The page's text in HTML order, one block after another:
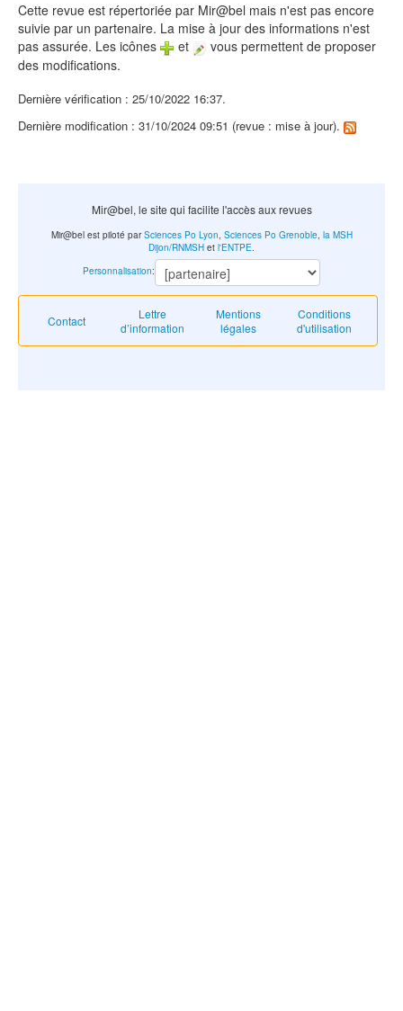
Cette revue est répertoriée par Mir@bel mais n'est pas encore
suivie par un partenaire. La mise à jour des informations n'est
pas assurée. Les icônes
et
vous permettent de proposer
des modifications.
Dernière vérification : 25/10/2022 16:37.
Dernière modification : 31/10/2024 09:51 (revue : mise à jour).
Mir@bel, le site qui facilite l'accès aux revues
Contact
Lettre
d’information
Mentions
légales
Conditions
d'utilisation
Mir@bel est piloté parSciences Po Lyon Sciences Po Grenoble, la MSH
Dijon/RNMSH et l'ENTPE
Personnalisation: